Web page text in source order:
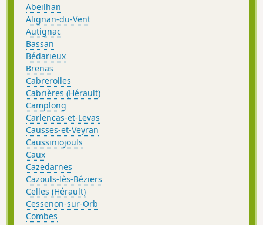
Abeilhan
Alignan-du-Vent
Autignac
Bassan
Bédarieux
Brenas
Cabrerolles
Cabrières (Hérault)
Camplong
Carlencas-et-Levas
Causses-et-Veyran
Caussiniojouls
Caux
Cazedarnes
Cazouls-lès-Béziers
Celles (Hérault)
Cessenon-sur-Orb
Combes